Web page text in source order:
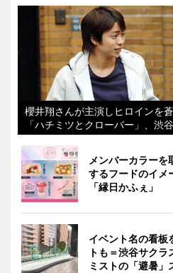
櫻井翔さんが主演しヒロインを
「ハチミツとクローバー」、渋
メンバーカラーを
するフードのイメ
「縁日かふぇ」
イベント名の看板
トも＝渋谷サク
ミストの「避暑」